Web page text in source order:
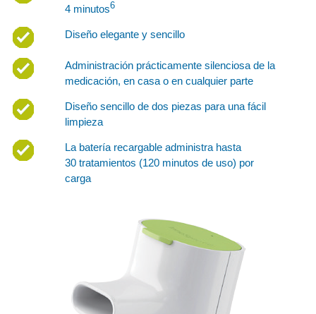
4 minutos6
Diseño elegante y sencillo
Administración prácticamente silenciosa de la
medicación, en casa o en cualquier parte
Diseño sencillo de dos piezas para una fácil
limpieza
La batería recargable administra hasta
30 tratamientos (120 minutos de uso) por
carga